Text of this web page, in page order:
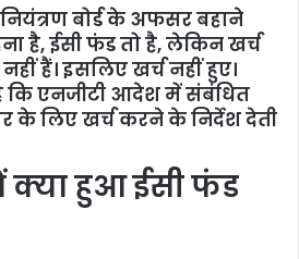
बोर्ड के अफसर बहाने
है, ईसी फंड तो है, लेकिन खर्च
हैं। इसलिए खर्च नहीं हुए।
एनजीटी आदेश में संबंधित
के लिए खर्च करने के निर्देश देती
क्या हुआ ईसी फंड